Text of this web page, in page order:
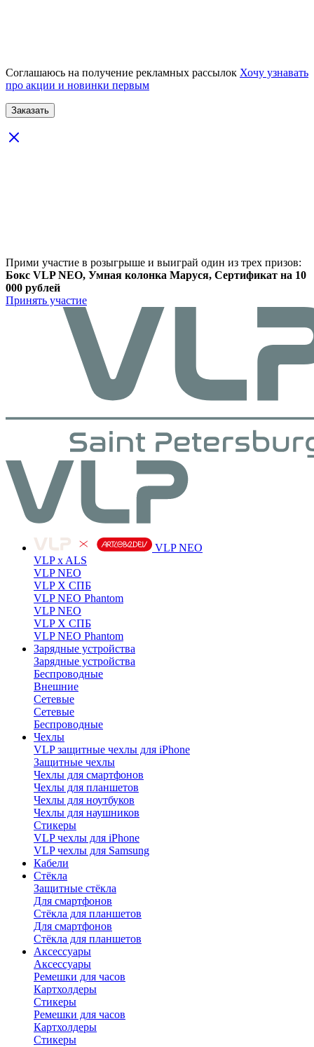
Соглашаюсь на получение рекламных рассылок Хочу узнавать
про акции и новинки первым
Прими участие в розыгрыше и выиграй один из трех призов:
Бокс VLP NEO, Умная колонка Маруся, Сертификат на 10
000 рублей
Принять участие
VLP NEO
VLP x ALS
VLP NEO
VLP X СПБ
VLP NEO Phantom
VLP NEO
VLP X СПБ
VLP NEO Phantom
Зарядные устройства
Зарядные устройства
Беспроводные
Внешние
Сетевые
Сетевые
Беспроводные
Чехлы
VLP защитные чехлы для iPhone
Защитные чехлы
Чехлы для смартфонов
Чехлы для планшетов
Чехлы для ноутбуков
Чехлы для наушников
Стикеры
VLP чехлы для iPhone
VLP чехлы для Samsung
Кабели
Стёкла
Защитные стёкла
Для смартфонов
Стёкла для планшетов
Для смартфонов
Стёкла для планшетов
Аксессуары
Аксессуары
Ремешки для часов
Картхолдеры
Стикеры
Ремешки для часов
Картхолдеры
Стикеры